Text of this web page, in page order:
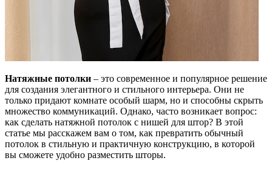
Натяжные потолки – это современное и популярное решение
для создания элегантного и стильного интерьера. Они не
только придают комнате особый шарм, но и способны скрыть
множество коммуникаций. Однако, часто возникает вопрос:
как сделать натяжной потолок с нишей для штор? В этой
статье мы расскажем вам о том, как превратить обычный
потолок в стильную и практичную конструкцию, в которой
вы сможете удобно разместить шторы.